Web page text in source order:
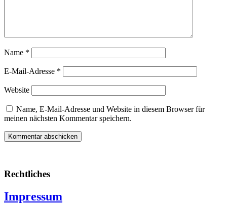
Name *
E-Mail-Adresse *
Website
Name, E-Mail-Adresse und Website in diesem Browser für
meinen nächsten Kommentar speichern.
Rechtliches
Impressum